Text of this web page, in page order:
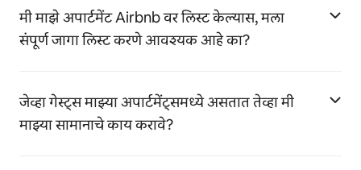
मी माझे अपार्टमेंट Airbnb वर लिस्ट केल्यास, मला
संपूर्ण जागा लिस्ट करणे आवश्यक आहे का?
जेव्हा गेस्ट्स माझ्या अपार्टमेंट्समध्ये असतात तेव्हा मी
माझ्या सामानाचे काय करावे?